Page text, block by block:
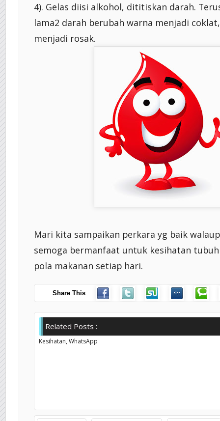
4). Gelas diisi alkohol, dititiskan darah.
lama2 darah berubah warna menjadi
menjadi rosak.
Mari kita sampaikan perkara yg baik
semoga bermanfaat untuk kesihatan
pola makanan setiap hari.
Share This
Related Posts :
Kesihatan, WhatsApp